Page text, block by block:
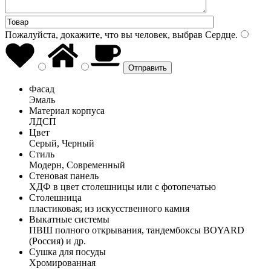
Пожалуйста, докажите, что вы человек, выбрав Сердце.
Фасад
Эмаль
Материал корпуса
ЛДСП
Цвет
Серый, Черный
Стиль
Модерн, Современный
Стеновая панель
ХДФ в цвет столешницы или с фотопечатью
Столешница
пластиковая; из искусственного камня
Выкатные системы
ПВШ полного открывания, тандембоксы BOYARD
(Россия) и др.
Сушка для посуды
Хромированная